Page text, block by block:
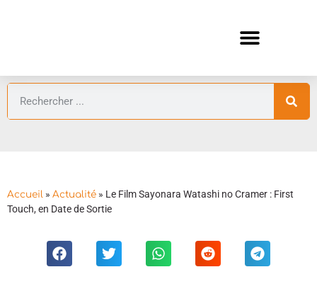
Accueil » Actualité » Le Film Sayonara Watashi no Cramer : First
Touch, en Date de Sortie